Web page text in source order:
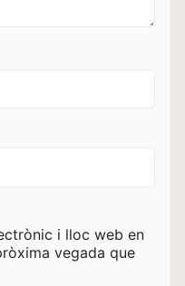
i lloc web en
vegada que